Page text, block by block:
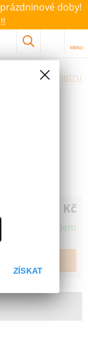
doby!
MENU
parametru
599 Kč
Skladem
ZÍSKAT